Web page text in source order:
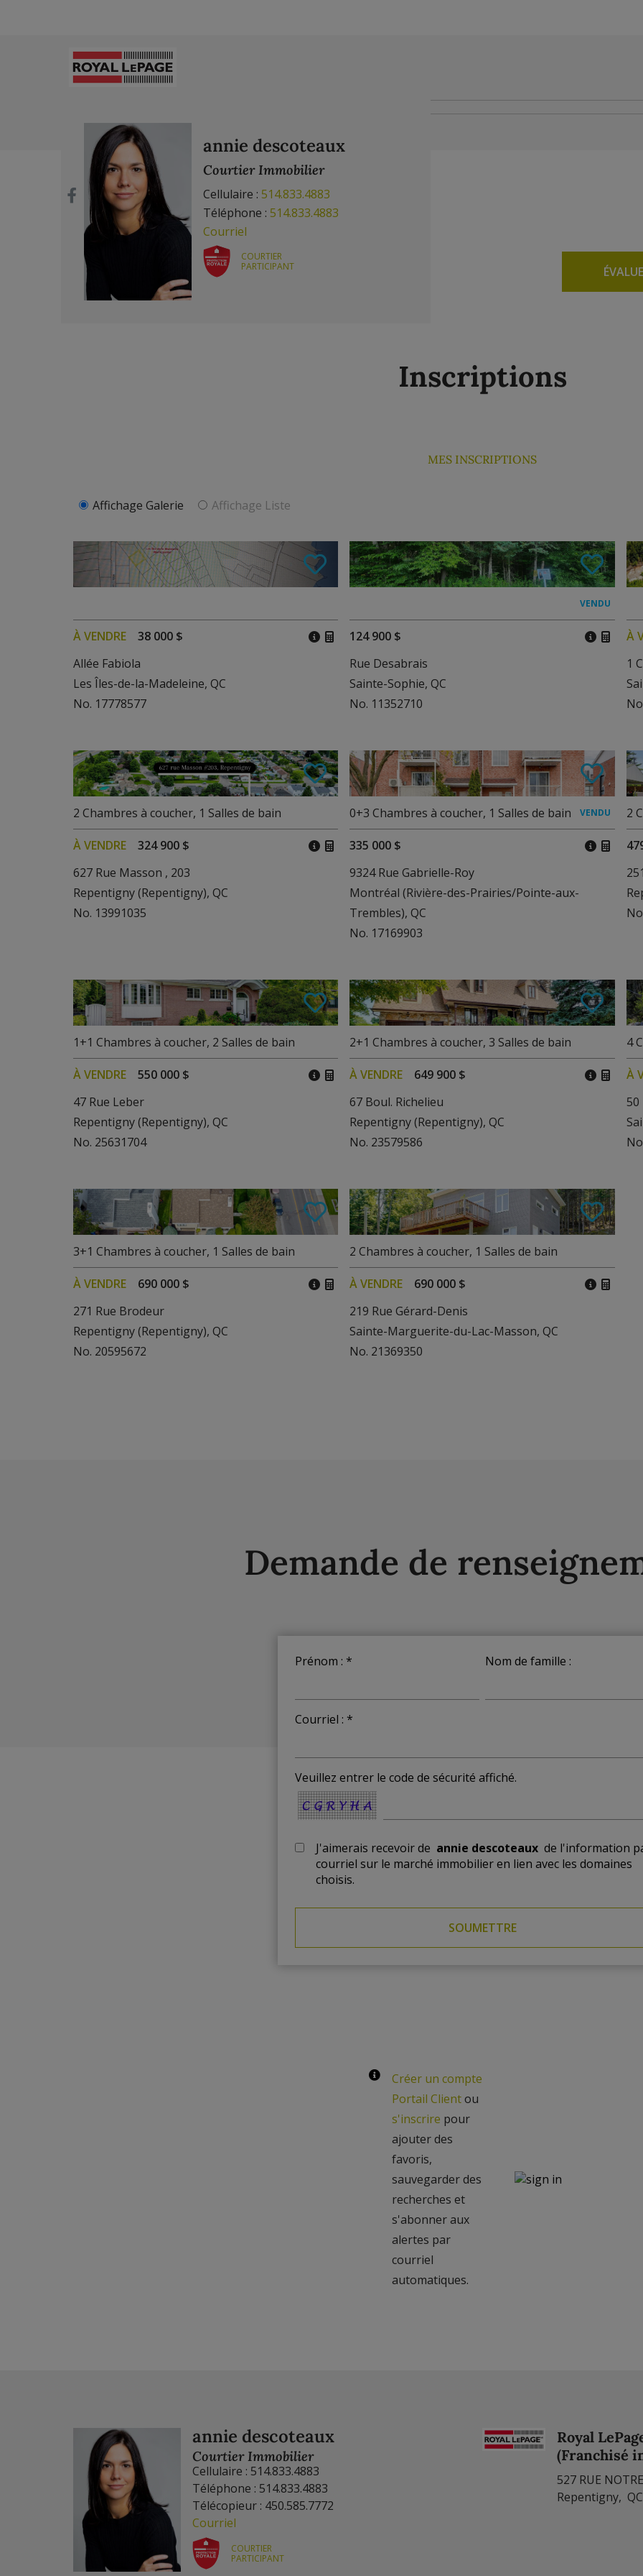
annie descoteaux
Courtier Immobilier
Cellulaire : 514.833.4883
Téléphone : 514.833.4883
Courriel
COURTIER
PARTICIPANT
Inscriptions
MES INSCRIPTIONS
Affichage Galerie Affichage Liste
À VENDRE
38 000 $
Allée Fabiola
Les Îles-de-la-Madeleine, QC
No. 17778577
124 900 $
Rue Desabrais
Sainte-Sophie, QC
No. 11352710
À
1
2 Chambres à coucher, 1 Salles de bain
À VENDRE
324 900 $
627 Rue Masson , 203
Repentigny (Repentigny), QC
No. 13991035
0+3 Chambres à coucher, 1 Salles de bain
335 000 $
9324 Rue Gabrielle-Roy
Montréal (Rivière-des-Prairies/Pointe-aux-
Trembles), QC
No. 17169903
2
1+1 Chambres à coucher, 2 Salles de bain
À VENDRE
550 000 $
47 Rue Leber
Repentigny (Repentigny), QC
No. 25631704
2+1 Chambres à coucher,3 Salles de bain
À VENDRE
649 900 $
67 Boul. Richelieu
Repentigny (Repentigny), QC
No. 23579586
4
À
3+1 Chambres à coucher, 1 Salles de bain
À VENDRE
690 000 $
271 Rue Brodeur
Repentigny (Repentigny), QC
No. 20595672
2 Chambres à coucher, 1 Salles de bain
À VENDRE
690 000 $
219 Rue Gérard-Denis
Sainte-Marguerite-du-Lac-Masson, QC
No. 21369350
Demande de
Prénom : * Nom de famille :
Courriel : *
Veuillez entrer le code de sécurité affiché.
J'aimerais recevoir de annie descoteaux de l'information
courriel sur le marché immobilier en lien avec les domaines
choisis.
Créer un compte
Portail Clientou
s'inscrire pour
ajouter des
favoris,
sauvegarder des
recherches et
s'abonner aux
alertes par
courriel
automatiques.
annie descoteaux
Courtier Immobilier
Cellulaire : 514.833.4883
Téléphone : 514.833.4883
Télécopieur : 450.585.7772
Courriel
COURTIER
PARTICIPANT
Royal
(Franchisé
527 RUE
Repentigny,